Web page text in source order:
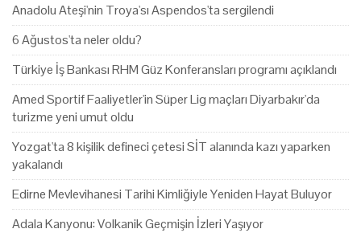
Anadolu Ateşi'nin Troya'sı Aspendos'ta sergilendi
6 Ağustos'ta neler oldu?
Türkiye İş Bankası RHM Güz Konferansları programı açıklandı
Amed Sportif Faaliyetler'in Süper Lig maçları Diyarbakır'da
turizme yeni umut oldu
Yozgat'ta 8 kişilik defineci çetesi SİT alanında kazı yaparken
yakalandı
Edirne Mevlevihanesi Tarihi Kimliğiyle Yeniden Hayat Buluyor
Adala Kanyonu: Volkanik Geçmişin İzleri Yaşıyor